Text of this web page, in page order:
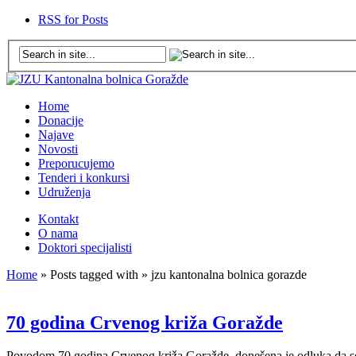
RSS for Posts
Home
Donacije
Najave
Novosti
Preporucujemo
Tenderi i konkursi
Udruženja
Kontakt
O nama
Doktori specijalisti
Home » Posts tagged with » jzu kantonalna bolnica gorazde
70 godina Crvenog križa Goražde